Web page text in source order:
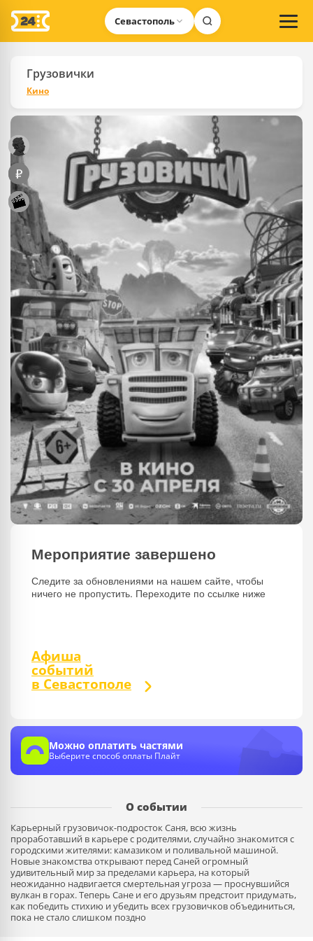
Севастополь
Грузовички
Кино
Мероприятие завершено
Следите за обновлениями на нашем сайте, чтобы
ничего не пропустить. Переходите по ссылке ниже
Афиша
событий
в Севастополе
Можно оплатить частями
Выберите способ оплаты Плайт
О событии
Карьерный грузовичок-подросток Саня, всю жизнь
проработавший в карьере с родителями, случайно знакомится с
городскими жителями: камазиком и поливальной машиной.
Новые знакомства открывают перед Саней огромный
удивительный мир за пределами карьера, на который
неожиданно надвигается смертельная угроза — проснувшийся
вулкан в горах. Теперь Сане и его друзьям предстоит придумать,
как победить стихию и убедить всех грузовичков объединиться,
пока не стало слишком поздно